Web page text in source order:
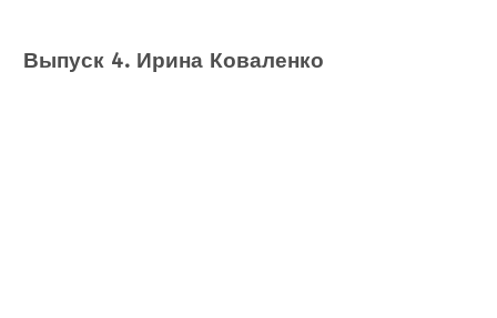
Выпуск 4. Ирина Коваленко